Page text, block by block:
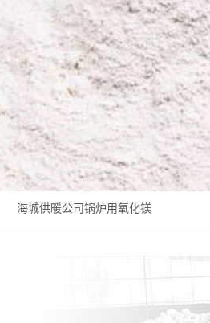
海城供暖公司锅炉用氧化镁